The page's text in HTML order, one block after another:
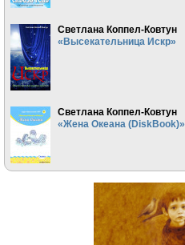
Светлана Коппел-Ковтун
«Высекательница Искр»
Светлана Коппел-Ковтун
«Жена Океана (DiskBook)»